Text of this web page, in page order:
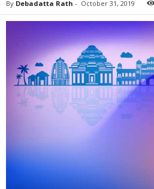
By Debadatta Rath - October 31, 2019